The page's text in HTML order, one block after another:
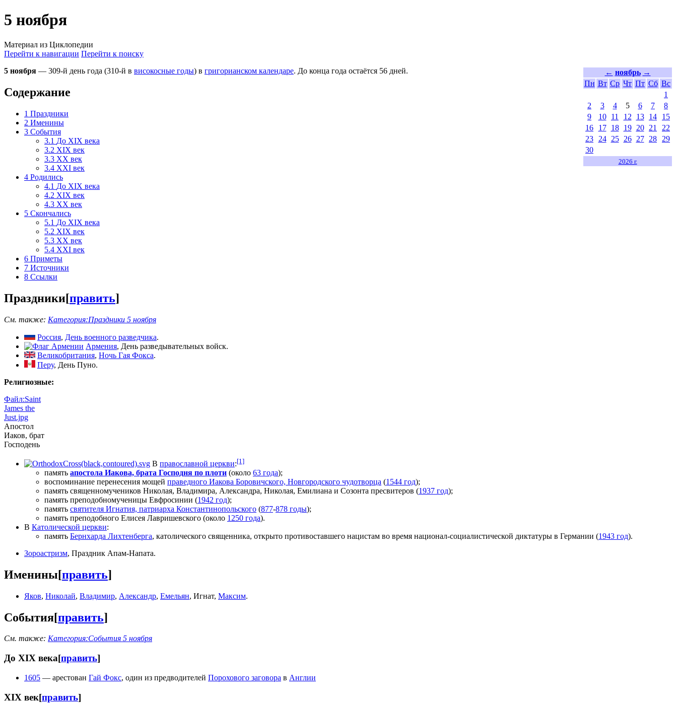
5 ноября
Материал из Циклопедии
Перейти к навигации Перейти к поиску
← ноябрь →
Пн Вт Ср Чт Пт Сб Вс
1
2
3 4 5 6 7
8
9
10 11 12 13 14
15
16
17 18 19 20 21
22
23
24 25 26 27 28
29
30
2026 г.
5 ноября — 309-й день года (310-й в високосные годы) в григорианском календаре. До конца года остаётся 56 дней.
Содержание
1 Праздники
2 Именины
3 События
3.1 До XIX века
3.2 XIX век
3.3 XX век
3.4 XXI век
4 Родились
4.1 До XIX века
4.2 XIX век
4.3 XX век
5 Скончались
5.1 До XIX века
5.2 XIX век
5.3 XX век
5.4 XXI век
6 Приметы
7 Источники
8 Ссылки
Праздники[править]
См. также: Категория:Праздники 5 ноября
Россия, День военного разведчика.
Армения, День разведывательных войск.
Великобритания, Ночь Гая Фокса.
Перу, День Пуно.
Религиозные:
Файл:Saint
James the
Just.jpg
Апостол
Иаков, брат
Господень
В православной церкви:[1]
память апостола Иакова, брата Господня по плоти (около 63 года);
воспоминание перенесения мощей праведного Иакова Боровичского, Новгородского чудотворца (1544 год);
память священномучеников Николая, Владимира, Александра, Николая, Емилиана и Созонта пресвитеров (1937 год);
память преподобномученицы Евфросинии (1942 год);
память святителя Игнатия, патриарха Константинопольского (877-878 годы);
память преподобного Елисея Лавришевского (около 1250 года).
В Католической церкви:
память Бернхарда Лихтенберга, католического священника, открыто противоставшего нацистам во время национал-социалистической диктатуры в Германии (1943 год).
Зороастризм, Праздник Апам-Напата.
Именины[править]
Яков, Николай, Владимир, Александр, Емельян, Игнат, Максим.
События[править]
См. также: Категория:События 5 ноября
До XIX века[править]
1605 — арестован Гай Фокс, один из предводителей Порохового заговора в Англии
XIX век[править]